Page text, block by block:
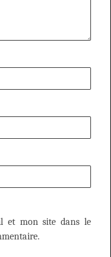
et mon site dans le